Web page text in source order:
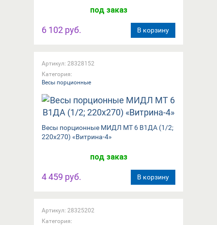
под заказ
6 102 руб. В корзину
Артикул: 28328152
Категория:
Весы порционные
Весы порционные МИДЛ МТ 6 В1ДА (1/2;
220x270) «Витрина-4»
под заказ
4 459 руб. В корзину
Артикул: 28325202
Категория: